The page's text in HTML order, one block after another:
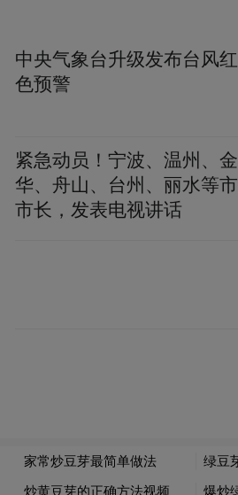
名前三位的区市。
中央气象台升级发布台风红
色预警
紧急动员！宁波、温州、金
华、舟山、台州、丽水等市
市长，发表电视讲话